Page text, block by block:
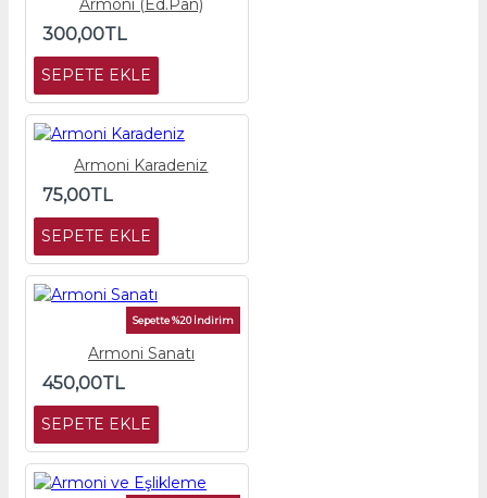
Armoni (Ed.Pan)
300,00TL
SEPETE EKLE
Armoni Karadeniz
75,00TL
SEPETE EKLE
Sepette %20 İndirim
Armoni Sanatı
450,00TL
SEPETE EKLE